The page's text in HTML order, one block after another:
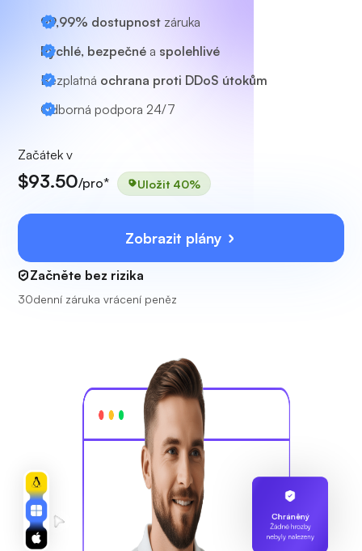
99,99% dostupnost záruka
Rychlé, bezpečné a spolehlivé
Bezplatná ochrana proti DDoS útokům
Odborná podpora 24/7
Začátek v
$93.50/pro* Uložit 40%
Zobrazit plány
Začněte bez rizika
30denní záruka vrácení peněz
Chráněný
Žádné hrozby
nebyly nalezeny